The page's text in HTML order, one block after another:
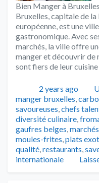
Bien Manger à
Bruxelles, capitale de la
européenne, est une
gastronomique. Avec
marchés, la ville offre
manger et découvrir de
sont fiers de leur cuisine
Publié2 years ago
manger bruxelles,
savoureuses,chefs
diversité culinaire,
gaufres belges,
moules-frites,plats
qualité,restaurants,
internationale